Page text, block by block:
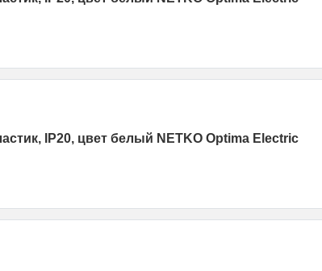
IP20, цвет белый NETKO Optima Electric